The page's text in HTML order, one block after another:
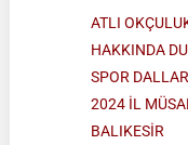
ATLI
HAKKINDA
SPOR
2024 İL
BALIKESİR